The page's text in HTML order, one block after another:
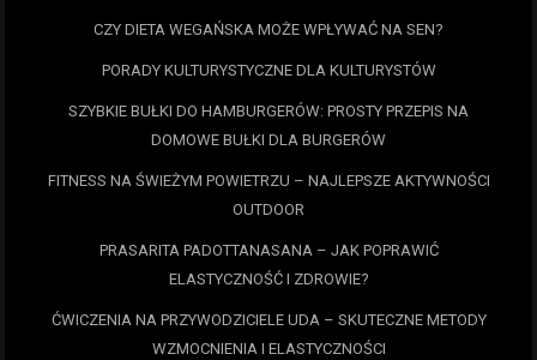
CZY DIETA WEGAŃSKA MOŻE WPŁYWAĆ NA SEN?
PORADY KULTURYSTYCZNE DLA KULTURYSTÓW
SZYBKIE BUŁKI DO HAMBURGERÓW: PROSTY PRZEPIS NA
DOMOWE BUŁKI DLA BURGERÓW
FITNESS NA ŚWIEŻYM POWIETRZU – NAJLEPSZE AKTYWNOŚCI
OUTDOOR
PRASARITA PADOTTANASANA – JAK POPRAWIĆ
ELASTYCZNOŚĆ I ZDROWIE?
ĆWICZENIA NA PRZYWODZICIELE UDA – SKUTECZNE METODY
WZMOCNIENIA I ELASTYCZNOŚCI